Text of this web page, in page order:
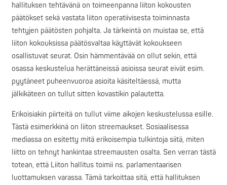
hallituksen tehtävänä on toimeenpanna liiton kokousten
päätökset sekä vastata liiton operatiivisesta toiminnasta
tehtyjen päätösten pohjalta. Ja tärkeintä on muistaa se, että
liiton kokouksissa päätösvaltaa käyttävät kokoukseen
osallistuvat seurat. Osin hämmentävää on ollut sekin, että
osassa keskustelua herättäneissä asioissa seurat eivät esim.
pyytäneet puheenvuoroa asioita käsiteltäessä, mutta
jälkikäteen on tullut sitten kovastikin palautetta.
Erikoisiakin piirteitä on tullut viime aikojen keskustelussa esille.
Tästä esimerkkinä on liiton streemaukset. Sosiaalisessa
mediassa on esitetty mitä erikoisempia tulkintoja siitä, miten
liitto on tehnyt hankintaa streemausten osalta. Sen verran tästä
totean, että Liiton hallitus toimii ns. parlamentaarisen
luottamuksen varassa. Tämä tarkoittaa sitä, että hallituksen